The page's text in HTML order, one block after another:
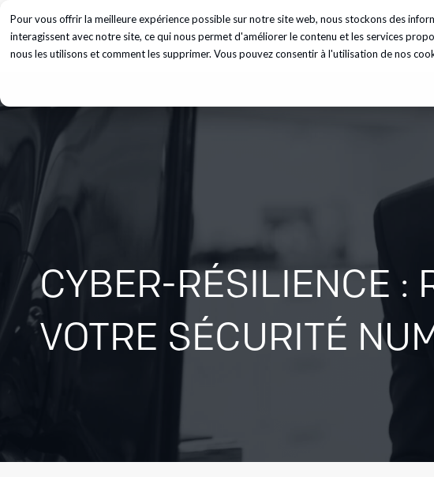
Pour vous offrir la meilleure expérience possible sur notre site web, nous stockons des
interagissent avec notre site, ce qui nous permet d'améliorer le contenu et les services
nous les utilisons et comment les supprimer. Vous pouvez consentir à l'utilisation de nos
Services Insights A
CYBER-RÉSILIENCE :
VOTRE SÉCURITÉ